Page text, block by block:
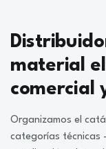
material
comercial
Organizamos el
categorías técnicas